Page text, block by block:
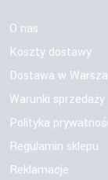
O nas
Koszty dostawy
Dostawa w
Warunki sprzedaży
Polityka
Regulamin sklepu
Reklamacje